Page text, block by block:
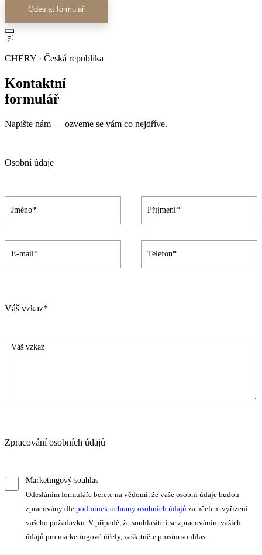
Odeslat formulář
CHERY · Česká republika
Kontaktní
formulář
Napište nám — ozveme se vám co nejdříve.
Osobní údaje
Váš vzkaz*
Zpracování osobních údajů
Marketingový souhlas
Odesláním formuláře berete na vědomí, že vaše osobní údaje budou
zpracovány dle podmínek ochrany osobních údajů za účelem vyřízení
vašeho požadavku. V případě, že souhlasíte i se zpracováním vašich
údajů pro marketingové účely, zaškrtněte prosím souhlas.